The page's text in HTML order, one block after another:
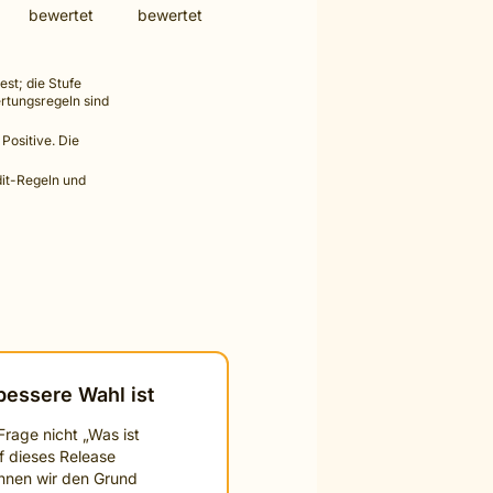
bewertet
bewertet
die Stufe
sind
Die
Regeln und
Wahl ist
nicht „Was ist
dieses Release
wir den Grund